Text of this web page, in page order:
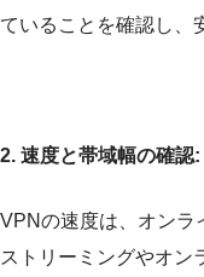
ていることを確認し、
2. 速度と帯域幅の確認:
VPNの速度は、オンラ
ストリーミングやオン